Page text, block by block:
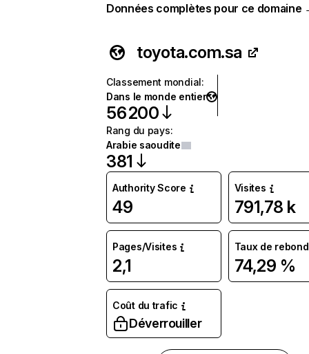
Données complètes pour ce domaine
toyota.com.sa
Classement mondial:
Dans le monde entier
56 200
Rang du pays:
Arabie saoudite
381
Authority Score
49
Visites
791,78 k
Pages/Visites
2,1
Taux de rebond
74,29 %
Coût du trafic
Déverrouiller